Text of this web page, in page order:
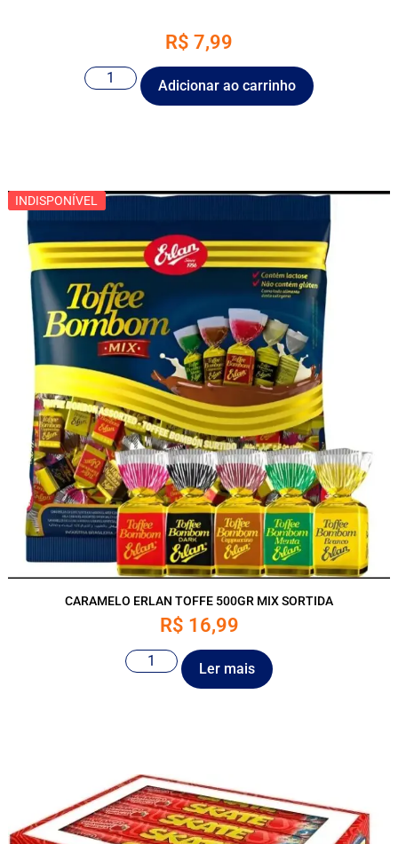
R$ 7,99
Adicionar ao carrinho
INDISPONÍVEL
INDISPONÍVEL
CARAMELO ERLAN TOFFE 500GR MIX SORTIDA
R$ 16,99
Ler mais